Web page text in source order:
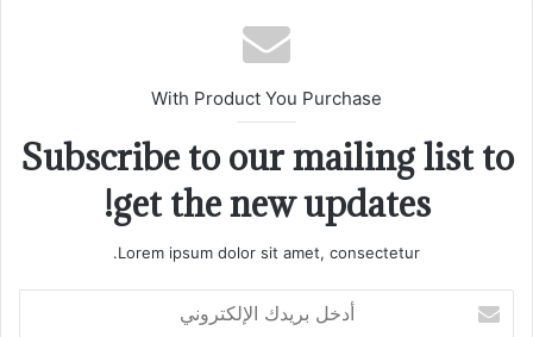
With Product You Purchase
Subscribe to our mailing list to
get the new updates!
Lorem ipsum dolor sit amet, consectetur.
بريدك